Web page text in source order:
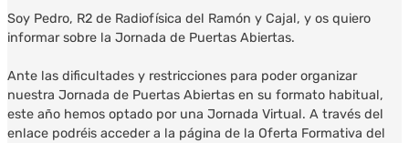
Soy Pedro, R2 de Radiofísica del Ramón y Cajal, y os quiero
informar sobre la Jornada de Puertas Abiertas.
Ante las dificultades y restricciones para poder organizar
nuestra Jornada de Puertas Abiertas en su formato habitual,
este año hemos optado por una Jornada Virtual. A través del
enlace podréis acceder a la página de la Oferta Formativa del